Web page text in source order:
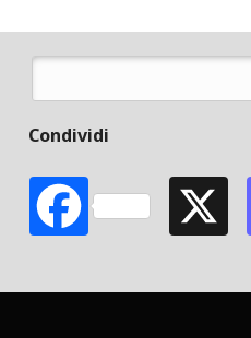
Cerca
Condividi
FacebookX